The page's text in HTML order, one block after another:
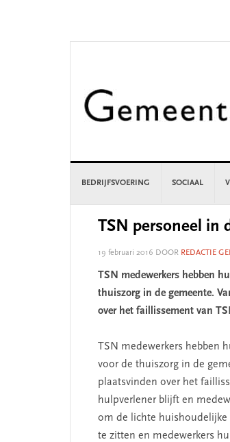
BEDRIJFSVOERING SOCIAAL
TSN personeel in
19 februari 2016 DOOR REDACTIE
TSN medewerkers hebben
thuiszorg in de gemeente.
over het faillissement van
TSN medewerkers
voor de thuiszorg in de
plaatsvinden over het
hulpverlener blijft en
om de lichte huishoudelijke
te zitten en medewerkers